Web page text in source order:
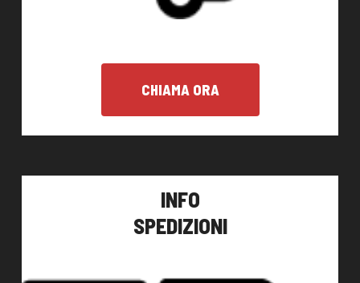
CHIAMA ORA
INFO
SPEDIZIONI